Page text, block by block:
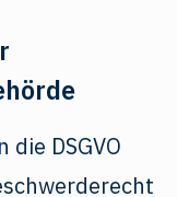
DSGVO